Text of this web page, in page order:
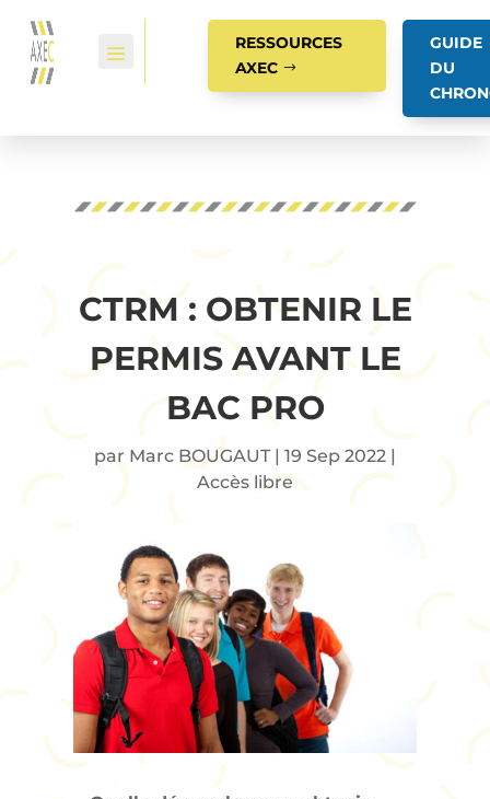
RESSOURCES
AXEC
GUIDE
DU
CTRM : OBTENIR LE
PERMIS AVANT LE
BAC PRO
par Marc BOUGAUT| 19 Sep 2022
Accès libre